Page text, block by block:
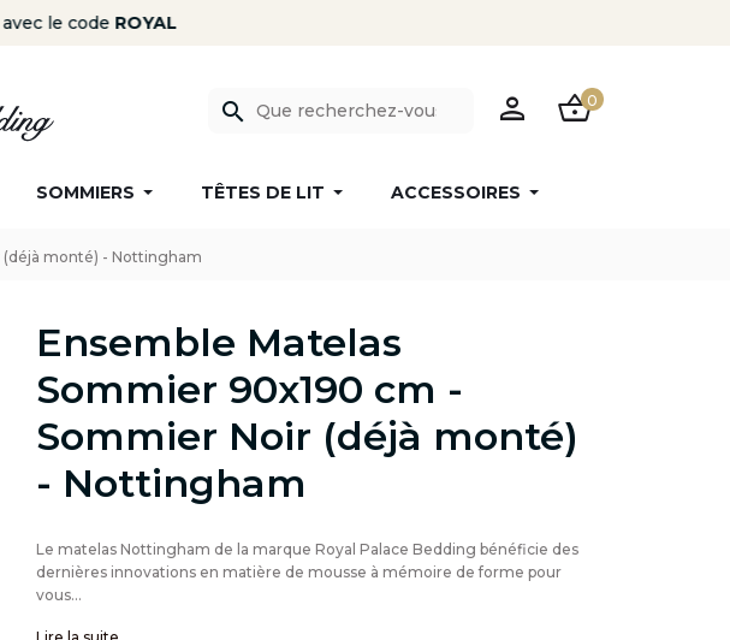
le code ROYAL
search PERSON SHOPPING_BASKET0
SOMMIERS TÊTES DE LIT ACCESSOIRES
(déjà monté) - Nottingham
Ensemble Matelas
Sommier 90x190 cm -
Sommier Noir (déjà monté)
- Nottingham
Le matelas Nottingham de la marque Royal Palace Bedding bénéficie des
dernières innovations en matière de mousse à mémoire de forme pour
vous...